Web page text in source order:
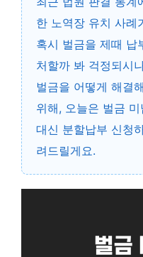
한 노역장 유치 사례
혹시 벌금을 제때 납
처할까 봐 걱정되시
벌금을 어떻게 해결
위해, 오늘은 벌금
대신 분할납부 신청
려드릴게요.